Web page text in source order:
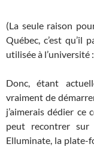
(La seule raison
Québec, c’est qu’il
utilisée à l’université :
Donc, étant
vraiment de
j’aimerais dédier ce
peut recontrer
Elluminate, la plate-